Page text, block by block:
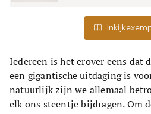
Iedereen is het erover eens dat
een gigantische uitdaging is
natuurlijk zijn we allemaal
elk ons steentje bijdragen. Om